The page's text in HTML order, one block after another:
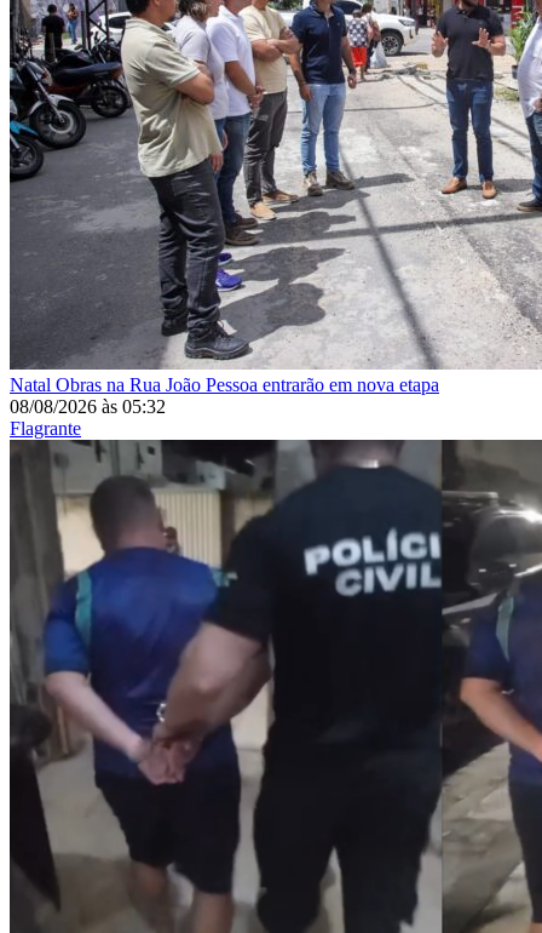
Natal Obras na Rua João Pessoa entrarão em nova etapa
08/08/2026 às 05:32
Flagrante